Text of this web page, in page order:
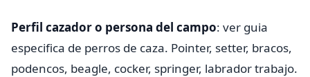
Perfil cazador o persona del campo: ver guia
especifica de perros de caza. Pointer, setter, bracos,
podencos, beagle, cocker, springer, labrador trabajo.